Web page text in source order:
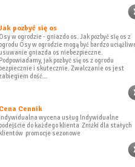
pozbyć się os
Osy w ogrodzie - gniazdo os. Jak pozbyć się os z
ogrodu Osy w ogrodzie mogą być bardzo
gniazda os niebezpieczne.
Podpowiadamy, jak pozbyć się os z ogrodu
bezpiecznie i skutecznie. Zwalczanie os jest
dość…
Cena Cennik
Indywidualna wycena usług Indywidualne
podejście do każdego klienta Zniżki dla stałych
klientów promocje sezonowe